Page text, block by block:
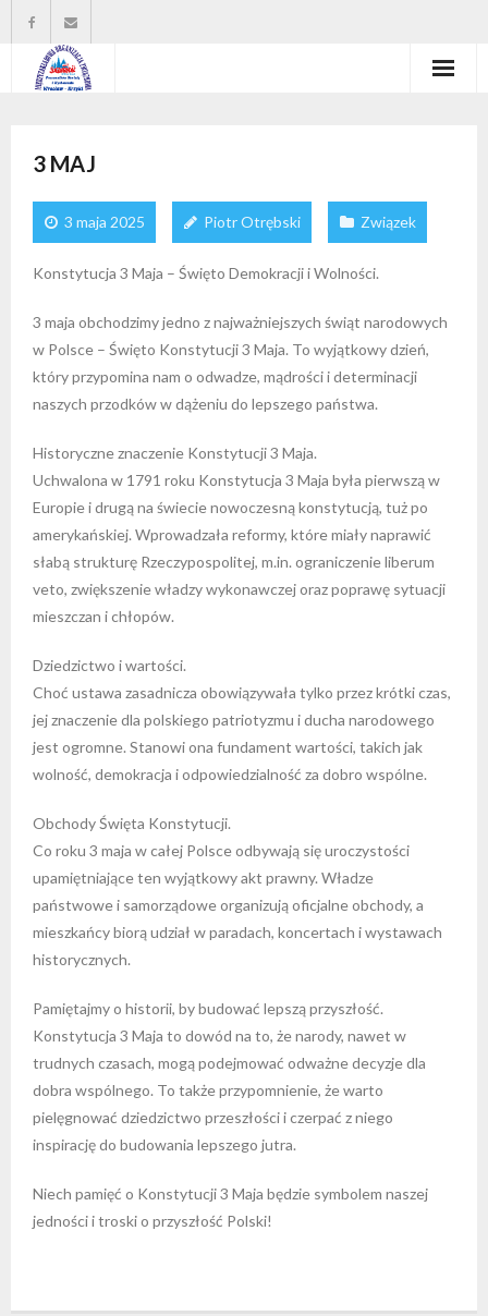
Władze organizacji
O nas
Wysokość zasiłków statutowych
Do pobrania
Kontakt
3 MAJ
3 maja 2025 Piotr Otrębski Związek
Konstytucja 3 Maja – Święto Demokracji i Wolności.
3 maja obchodzimy jedno z najważniejszych świąt narodowych
w Polsce – Święto Konstytucji 3 Maja. To wyjątkowy dzień,
który przypomina nam o odwadze, mądrości i determinacji
naszych przodków w dążeniu do lepszego państwa.
Historyczne znaczenie Konstytucji 3 Maja.
Uchwalona w 1791 roku Konstytucja 3 Maja była pierwszą w
Europie i drugą na świecie nowoczesną konstytucją, tuż po
amerykańskiej. Wprowadzała reformy, które miały naprawić
słabą strukturę Rzeczypospolitej, m.in. ograniczenie liberum
veto, zwiększenie władzy wykonawczej oraz poprawę sytuacji
mieszczan i chłopów.
Dziedzictwo i wartości.
Choć ustawa zasadnicza obowiązywała tylko przez krótki czas,
jej znaczenie dla polskiego patriotyzmu i ducha narodowego
jest ogromne. Stanowi ona fundament wartości, takich jak
wolność, demokracja i odpowiedzialność za dobro wspólne.
Obchody Święta Konstytucji.
Co roku 3 maja w całej Polsce odbywają się uroczystości
upamiętniające ten wyjątkowy akt prawny. Władze
państwowe i samorządowe organizują oficjalne obchody, a
mieszkańcy biorą udział w paradach, koncertach i wystawach
historycznych.
Pamiętajmy o historii, by budować lepszą przyszłość.
Konstytucja 3 Maja to dowód na to, że narody, nawet w
trudnych czasach, mogą podejmować odważne decyzje dla
dobra wspólnego. To także przypomnienie, że warto
pielęgnować dziedzictwo przeszłości i czerpać z niego
inspirację do budowania lepszego jutra.
Niech pamięć o Konstytucji 3 Maja będzie symbolem naszej
jedności i troski o przyszłość Polski!